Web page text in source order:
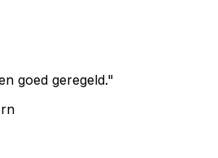
goed geregeld."